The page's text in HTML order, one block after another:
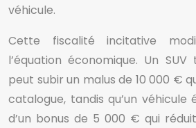
véhicule.
Cette fiscalité incitative
l’équation économique. Un
peut subir un malus de 10 000 €
catalogue, tandis qu’un véhicule
d’un bonus de 5 000 € qui